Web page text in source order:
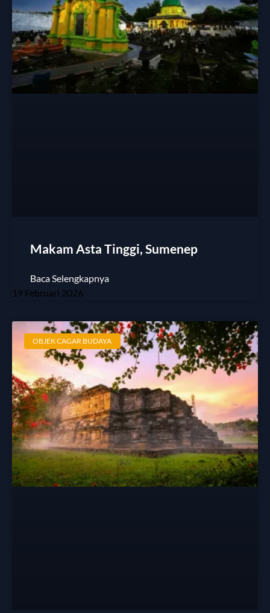
Makam Asta Tinggi, Sumenep
Baca Selengkapnya
19 Februari 2026
OBJEK CAGAR BUDAYA